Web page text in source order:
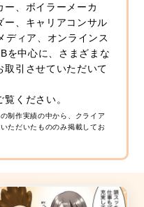
ー、ボイラーメーカ
ー、キャリアコンサル
ディア、オンラインス
を中心に、さまざまな
取引させていただいて
ください。
制作実績の中から、クライア
ただいたもののみ掲載してお